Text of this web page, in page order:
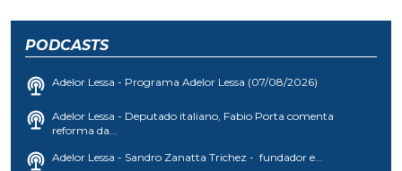
PODCASTS
Adelor Lessa - Programa Adelor Lessa (07/08/2026)
Adelor Lessa - Deputado italiano, Fabio Porta comenta
reforma da...
Adelor Lessa - Sandro Zanatta Trichez - fundador e...